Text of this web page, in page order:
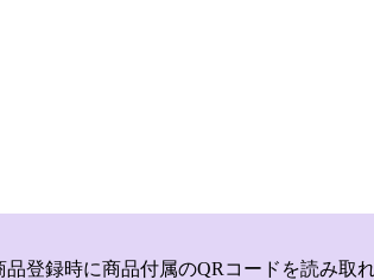
品登録時に商品付属のQRコードを読み